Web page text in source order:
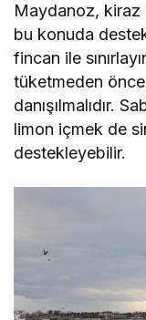
Maydanoz, kiraz
bu konuda
fincan ile
tüketmeden
danışılmalıdır.
limon içmek de
destekleyebilir.